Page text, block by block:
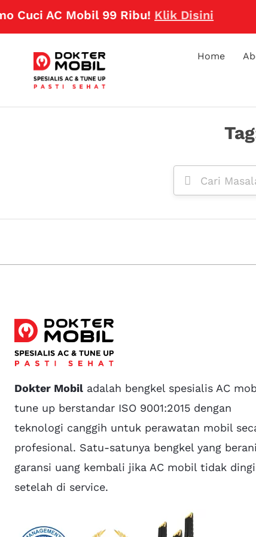
Cuci AC Mobil 99 Ribu!Klik Disini
Home
Dokter Mobil adalah bengkel spesialis AC
tune up berstandar ISO 9001:2015 dengan
teknologi canggih untuk perawatan mobil
profesional. Satu-satunya bengkel yang berani
garansi uang kembali jika AC mobil tidak
setelah di service.